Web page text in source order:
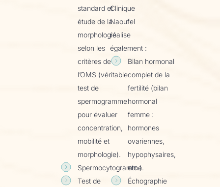
standard et
étude de la
morphologie
selon les
critères de
l’OMS (véritable
test de
spermogramme
pour évaluer
concentration,
mobilité et
morphologie).
Spermocytogramme
Test de
Clinique
Naoufel
réalise
également :
Bilan hormonal
complet de la
fertilité (bilan
hormonal
femme :
hormones
ovariennes,
hypophysaires,
etc.).
Échographie